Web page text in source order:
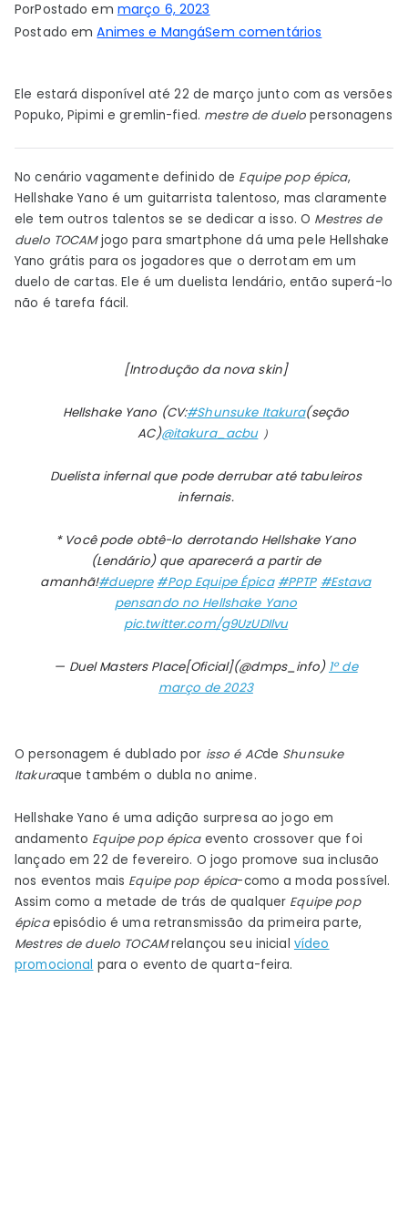
PorPostado em março 6, 2023
Postado emAnimes e MangáSem comentários
do
Pop
Team
vira-
se
para
batalhas
de
PLAY’S
Ele estará disponível até 22 de março junto com as versões
Popuko, Pipimi e gremlin-fied. mestre de duelo personagens
No cenário vagamente definido de Equipe pop épica,
Hellshake Yano é um guitarrista talentoso, mas claramente
ele tem outros talentos se se dedicar a isso. O Mestres de
dueloTOCAMjogo para smartphone dá uma pele Hellshake
Yano grátis para os jogadores que o derrotam em um
duelo de cartas. Ele é um duelista lendário, então superá-lo
não é tarefa fácil.
[Introdução da nova skin]
Hellshake Yano (CV:#Shunsuke Itakura(seção
AC)@itakura_acbu）
Duelista infernal que pode derrubar até tabuleiros
infernais.
* Você pode obtê-lo derrotando Hellshake Yano
(Lendário) que aparecerá a partir de
amanhã!#duepre #Pop Equipe Épica #PPTP #Estava
pensando no Hellshake Yano
pic.twitter.com/g9UzUDIlvu
— Duel Masters Place[Oficial](@dmps_info) 1º de
março de 2023
O personagem é dublado por isso é ACde Shunsuke
Itakuraque também o dubla no anime.
Hellshake Yano é uma adição surpresa ao jogo em
andamento Equipe pop épicaevento crossover que foi
lançado em 22 de fevereiro. O jogo promove sua inclusão
nos eventos mais Equipe pop épica-como a moda possível.
Assim como a metade de trás de qualquer Equipe pop
épicaepisódio é uma retransmissão da primeira parte,
Mestres de duelo TOCAMrelançou seu inicial vídeo
promocional para o evento de quarta-feira.